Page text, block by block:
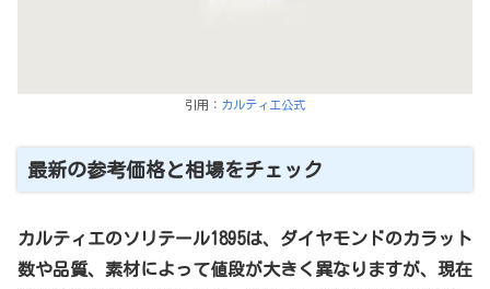
引用： カルティエ公式
最新の参考価格と相場をチェック
カルティエのソリテール1895は、ダイヤモンドのカラット
数や品質、素材によって値段が大きく異なりますが、現在